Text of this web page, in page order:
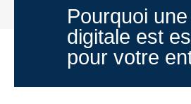
Pourquoi
digitale est
pour votre